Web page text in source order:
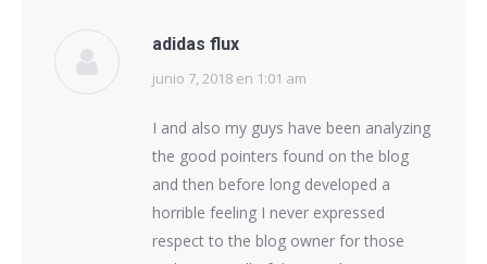
adidas flux
dice:
junio 7, 2018 en 1:01 am
I and also my guys have been analyzing
the good pointers found on the blog
and then before long developed a
horrible feeling I never expressed
respect to the blog owner for those